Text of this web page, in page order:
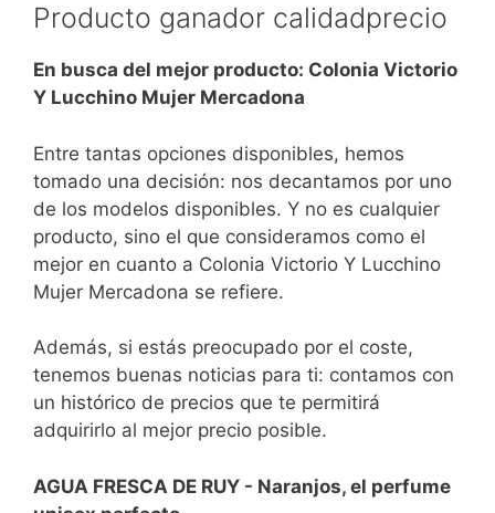
Producto ganador calidadprecio
En busca del mejor producto: Colonia Victorio
Y Lucchino Mujer Mercadona
Entre tantas opciones disponibles, hemos
tomado una decisión: nos decantamos por uno
de los modelos disponibles. Y no es cualquier
producto, sino el que consideramos como el
mejor en cuanto a Colonia Victorio Y Lucchino
Mujer Mercadona se refiere.
Además, si estás preocupado por el coste,
tenemos buenas noticias para ti: contamos con
un histórico de precios que te permitirá
adquirirlo al mejor precio posible.
AGUA FRESCA DE RUY - Naranjos, el perfume